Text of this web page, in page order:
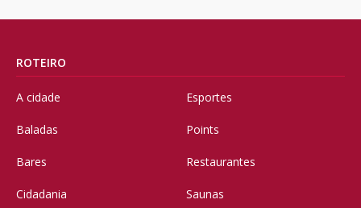
ROTEIRO
A cidade
Baladas
Bares
Cidadania
Esportes
Points
Restaurantes
Saunas